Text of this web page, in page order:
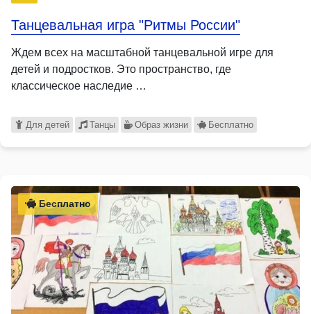
Танцевальная игра "Ритмы России"
Ждем всех на масштабной танцевальной игре для
детей и подростков. Это пространство, где
классическое наследие …
Для детей Танцы Образ жизни Бесплатно
Бесплатно